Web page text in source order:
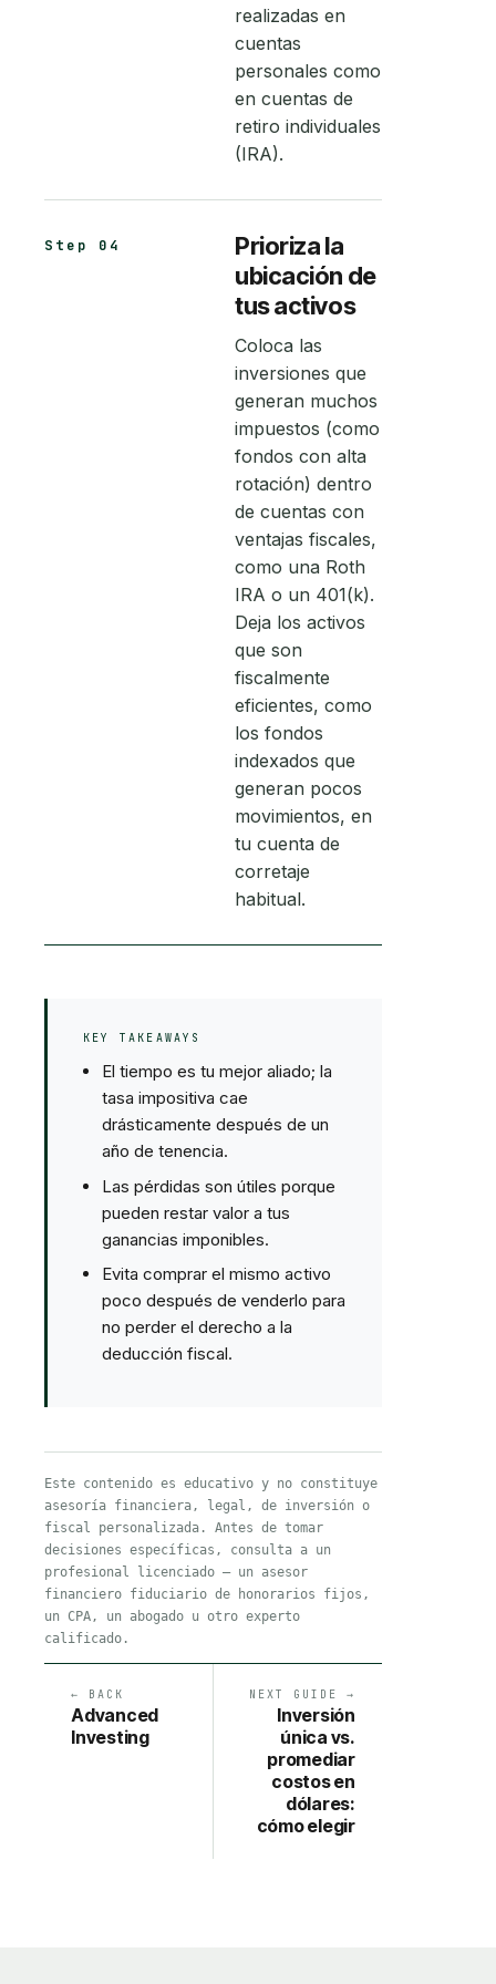
realizadas en
cuentas
personales como
en cuentas de
retiro individuales
(IRA).
Step 04
Prioriza la
ubicación de
tus activos
Coloca las
inversiones que
generan muchos
impuestos (como
fondos con alta
rotación) dentro
de cuentas con
ventajas fiscales,
como una Roth
IRA o un 401(k).
Deja los activos
que son
fiscalmente
eficientes, como
los fondos
indexados que
generan pocos
movimientos, en
tu cuenta de
corretaje
habitual.
KEY TAKEAWAYS
El tiempo es tu mejor aliado; la
tasa impositiva cae
drásticamente después de un
año de tenencia.
Las pérdidas son útiles porque
pueden restar valor a tus
ganancias imponibles.
Evita comprar el mismo activo
poco después de venderlo para
no perder el derecho a la
deducción fiscal.
Este contenido es educativo y no constituye
asesoría financiera, legal, de inversión o
fiscal personalizada. Antes de tomar
decisiones específicas, consulta a un
profesional licenciado — un asesor
financiero fiduciario de honorarios fijos,
un CPA, un abogado u otro experto
calificado.
← BACK
Advanced
Investing
NEXT GUIDE →
Inversión
única vs.
promediar
costos en
dólares:
cómo elegir